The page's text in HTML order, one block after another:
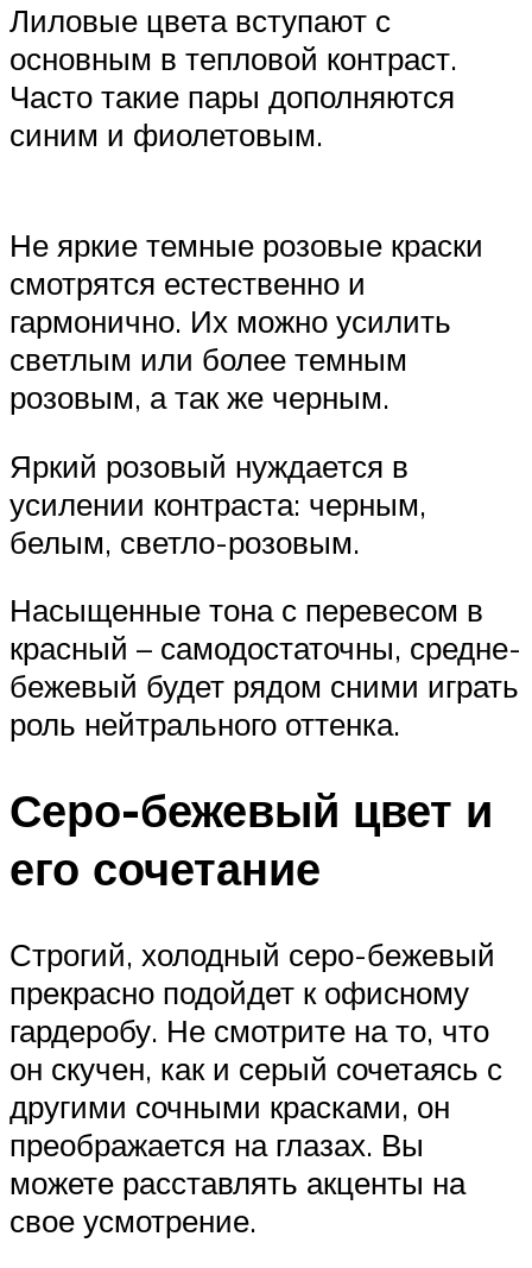
Лиловые цвета вступают с
основным в тепловой контраст.
Часто такие пары дополняются
синим и фиолетовым.
Не яркие темные розовые краски
смотрятся естественно и
гармонично. Их можно усилить
светлым или более темным
розовым, а так же черным.
Яркий розовый нуждается в
усилении контраста: черным,
белым, светло-розовым.
Насыщенные тона с перевесом в
красный – самодостаточны, средне-
бежевый будет рядом сними играть
роль нейтрального оттенка.
Серо-бежевый цвет и
его сочетание
Строгий, холодный серо-бежевый
прекрасно подойдет к офисному
гардеробу. Не смотрите на то, что
он скучен, как и серый сочетаясь с
другими сочными красками, он
преображается на глазах. Вы
можете расставлять акценты на
свое усмотрение.